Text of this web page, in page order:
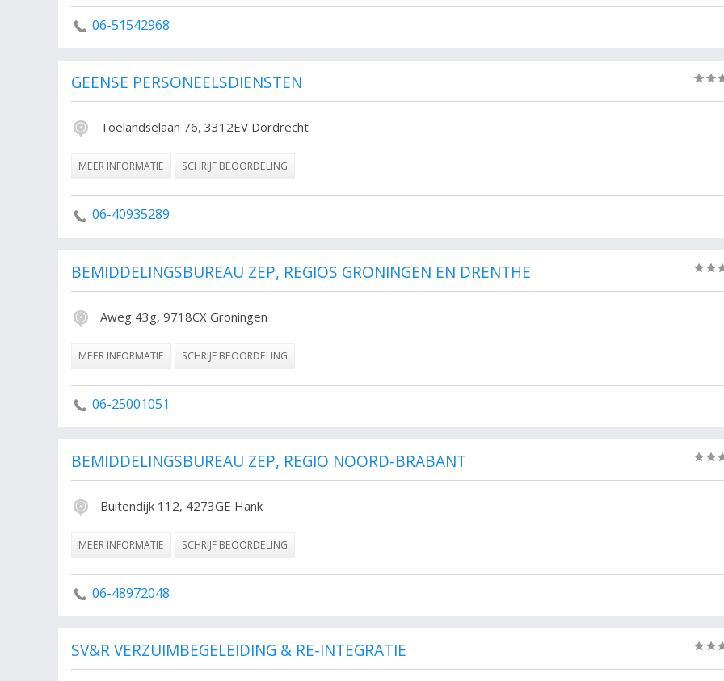
06-51542968
GEENSE PERSONEELSDIENSTEN
Toelandselaan 76, 3312EV Dordrecht
MEER INFORMATIE SCHRIJF BEOORDELING
06-40935289
BEMIDDELINGSBUREAU ZEP, REGIOS GRONINGEN EN DRENTHE
Aweg 43g, 9718CX Groningen
MEER INFORMATIE SCHRIJF BEOORDELING
06-25001051
BEMIDDELINGSBUREAU ZEP, REGIO NOORD-BRABANT
Buitendijk 112, 4273GE Hank
MEER INFORMATIE SCHRIJF BEOORDELING
06-48972048
SV&R VERZUIMBEGELEIDING & RE-INTEGRATIE